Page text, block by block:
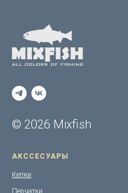
© 2026 Mixfish
АКССЕСУАРЫ
Кепки
Перчатки